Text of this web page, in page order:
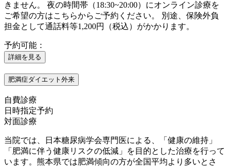
きません。 夜の時間帯（18:30~20:00）にオンライン診療を
ご希望の方はこちらからご予約ください。 別途、保険外負
担金として通話料等1,200円（税込）がかかります。
予約可能：
詳細を見る
肥満症ダイエット外来
自費診療
日時指定予約
対面診療
当院では、日本糖尿病学会専門医による、「健康の維持」
「肥満に伴う健康リスクの低減」を目的とした治療を行って
います。熊本県では肥満傾向の方が全国平均より多いとさ